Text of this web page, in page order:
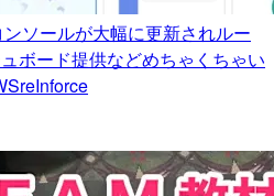
ソールが大幅に更新されルー
ボード提供などめちゃくちゃい